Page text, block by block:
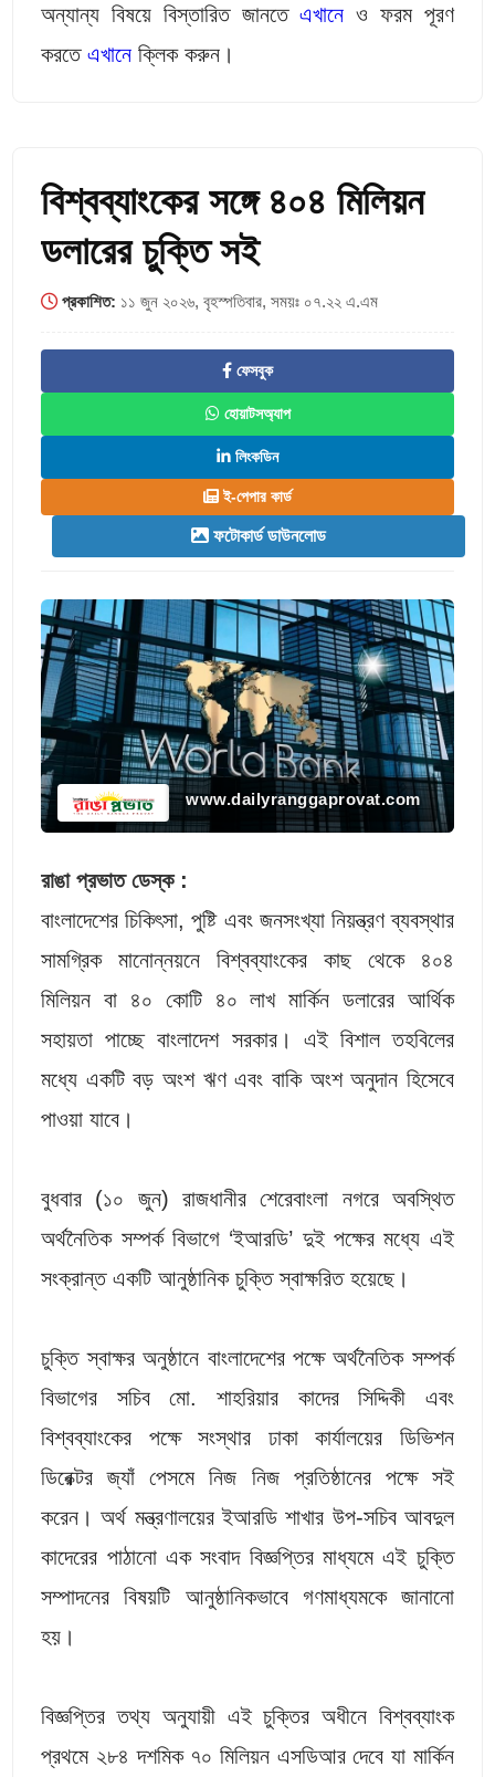
অন্যান্য বিষয়ে বিস্তারিত জানতেএখানে ও ফরম পূরণ
করতেএখানে ক্লিক করুন।
বিশ্বব্যাংকের সঙ্গে ৪০৪ মিলিয়ন
ডলারের চুক্তি সই
প্রকাশিত: ১১ জুন ২০২৬, বৃহস্পতিবার, সময়ঃ ০৭.২২ এ.এম
ফেসবুক
হোয়াটসঅ্যাপ
লিংকডিন
ই-পেপার কার্ড
ফটোকার্ড ডাউনলোড
www.dailyranggaprovat.com
রাঙা প্রভাত ডেস্ক :
বাংলাদেশের চিকিৎসা, পুষ্টি এবং জনসংখ্যা নিয়ন্ত্রণ ব্যবস্থার
সামগ্রিক মানোন্নয়নে বিশ্বব্যাংকের কাছ থেকে ৪০৪
মিলিয়ন বা ৪০ কোটি ৪০ লাখ মার্কিন ডলারের আর্থিক
সহায়তা পাচ্ছে বাংলাদেশ সরকার। এই বিশাল তহবিলের
মধ্যে একটি বড় অংশ ঋণ এবং বাকি অংশ অনুদান হিসেবে
পাওয়া যাবে।
বুধবার (১০ জুন) রাজধানীর শেরেবাংলা নগরে অবস্থিত
অর্থনৈতিক সম্পর্ক বিভাগে ‘ইআরডি’ দুই পক্ষের মধ্যে এই
সংক্রান্ত একটি আনুষ্ঠানিক চুক্তি স্বাক্ষরিত হয়েছে।
চুক্তি স্বাক্ষর অনুষ্ঠানে বাংলাদেশের পক্ষে অর্থনৈতিক সম্পর্ক
বিভাগের সচিব মো. শাহরিয়ার কাদের সিদ্দিকী এবং
বিশ্বব্যাংকের পক্ষে সংস্থার ঢাকা কার্যালয়ের ডিভিশন
ডিরেক্টর জ্যাঁ পেসমে নিজ নিজ প্রতিষ্ঠানের পক্ষে সই
করেন। অর্থ মন্ত্রণালয়ের ইআরডি শাখার উপ-সচিব আবদুল
কাদেরের পাঠানো এক সংবাদ বিজ্ঞপ্তির মাধ্যমে এই চুক্তি
সম্পাদনের বিষয়টি আনুষ্ঠানিকভাবে গণমাধ্যমকে জানানো
হয়।
বিজ্ঞপ্তির তথ্য অনুযায়ী এই চুক্তির অধীনে বিশ্বব্যাংক
প্রথমে ২৮৪ দশমিক ৭০ মিলিয়ন এসডিআর দেবে যা মার্কিন